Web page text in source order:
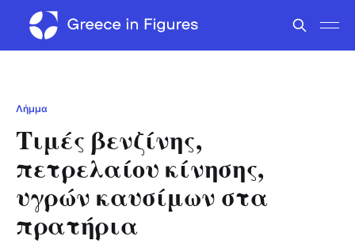
Λήμμα
Τιμές βενζίνης,
πετρελαίου κίνησης,
υγρών καυσίμων στα
πρατήρια